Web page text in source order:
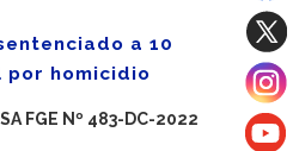
a 10
por homicidio
FGE Nº 483-DC-2022